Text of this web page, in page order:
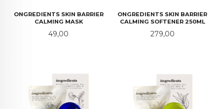
ONGREDIENTS SKIN BARRIER
CALMING MASK
Pris
49,00
ONGREDIENTS SKIN BARRIER
CALMING SOFTENER 250ML
Pris
279,00